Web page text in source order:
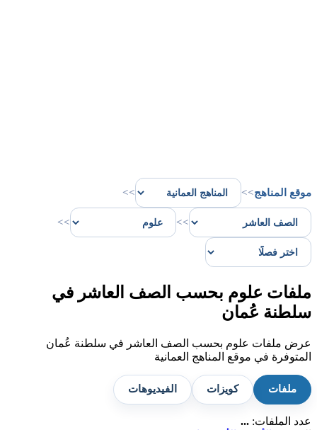
موقع المناهج>>
>>
>>
>>
ملفات علوم بحسب الصف العاشر في
سلطنة عُمان
عرض ملفات علوم بحسب الصف العاشر في سلطنة عُمان
المتوفرة في موقع المناهج العمانية
ملفات كويزات الفيديوهات
عدد الملفات: ...